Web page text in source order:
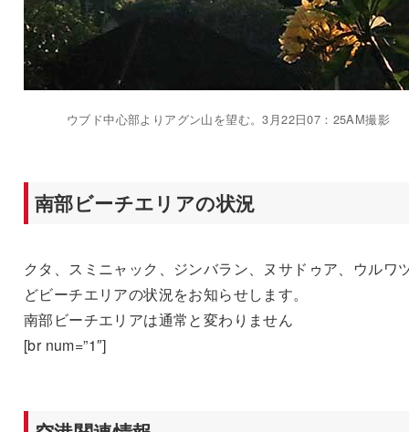
ウブド中心部よりアグン山を望む。3月22日07：25AM撮影
南部ビーチエリアの状況
クタ、スミニャック、ジンバラン、ヌサドゥア、ウルワ
どビーチエリアの状況をお知らせします。
南部ビーチエリアは通常と変わりません
[br num=”1″]